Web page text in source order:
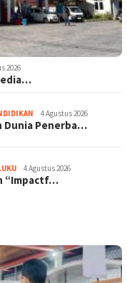
2026
4 Agustus 2026
Dunia Penerba…
4 Agustus 2026
“Impactf…